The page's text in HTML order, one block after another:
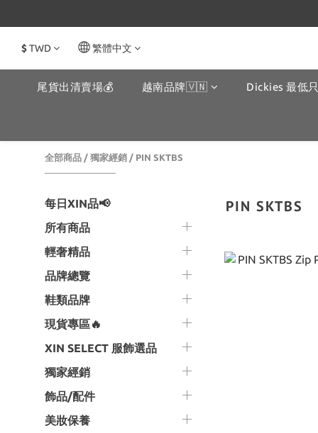
$TWD 繁體中文
尾貨出清賣場💰 越南品牌🇻🇳 Dickies 最低
全部商品 / 獨家經銷 / PIN SKTBS
每日XIN品📢
所有商品
輕奢精品
品牌總覽
鞋類品牌
現貨專區🔥
XIN SELECT 服飾選品
獨家經銷
飾品/配件
美妝保養
PIN SKTBS